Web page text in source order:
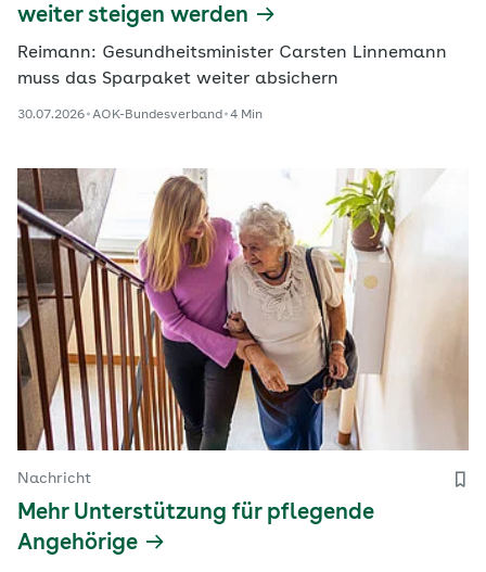
weiter steigen werden
Reimann: Gesundheitsminister Carsten Linnemann
muss das Sparpaket weiter absichern
30.07.2026 AOK-Bundesverband 4 Min
Nachricht
Mehr Unterstützung für pflegende
Angehörige